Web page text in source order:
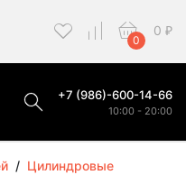
0
0 ₽
+7 (986)-600-14-66
10:00 - 20:00
/ Цилиндровые